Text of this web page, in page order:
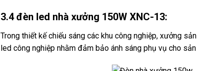
3.4 đèn led nhà xưởng 150W XNC-13:
Trong thiết kế chiếu sáng các khu công nghiệp, xưởng
led công nghiệp nhằm đảm bảo ánh sáng phụ vụ cho sản